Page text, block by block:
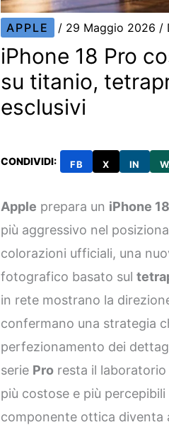
APPLE / 29 Maggio 2026 /
iPhone 18 Pro
su titanio,
esclusivi
CONDIVIDI: FB X IN
Apple prepara un iPhone
più aggressivo nel
colorazioni ufficiali, una
fotografico basato sul
in rete mostrano la
confermano una strategia
perfezionamento dei
serie Pro resta il
più costose e più
componente ottica diventa